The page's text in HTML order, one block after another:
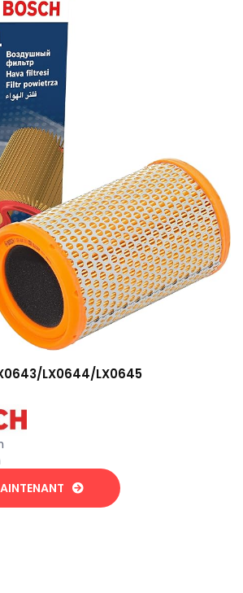
LX0644/LX0645